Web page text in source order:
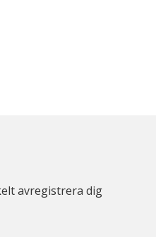
avregistrera dig